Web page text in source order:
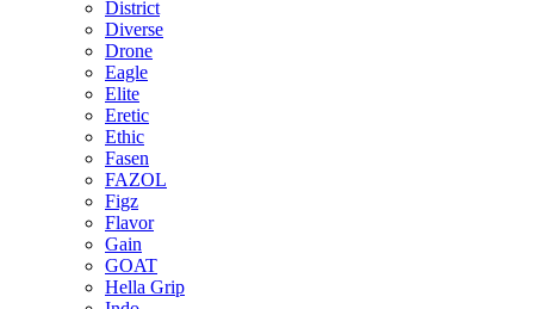
District
Diverse
Drone
Eagle
Elite
Eretic
Ethic
Fasen
FAZOL
Figz
Flavor
Gain
GOAT
Hella Grip